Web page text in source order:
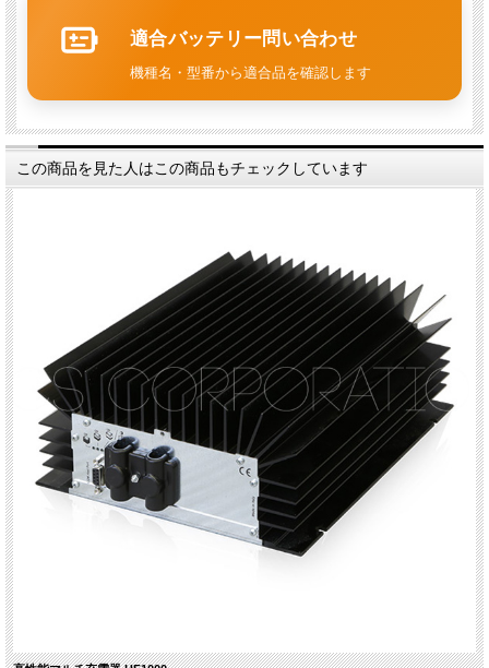
適合バッテリー問い合わせ
機種名・型番から適合品を確認します
この商品を見た人はこの商品もチェックしています